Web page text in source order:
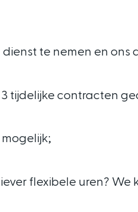
te nemen en ons
tijdelijke contracten
flexibele uren?